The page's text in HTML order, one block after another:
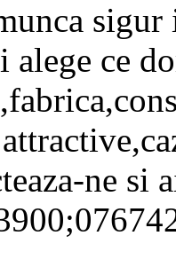
sigur
alege ce
ne si